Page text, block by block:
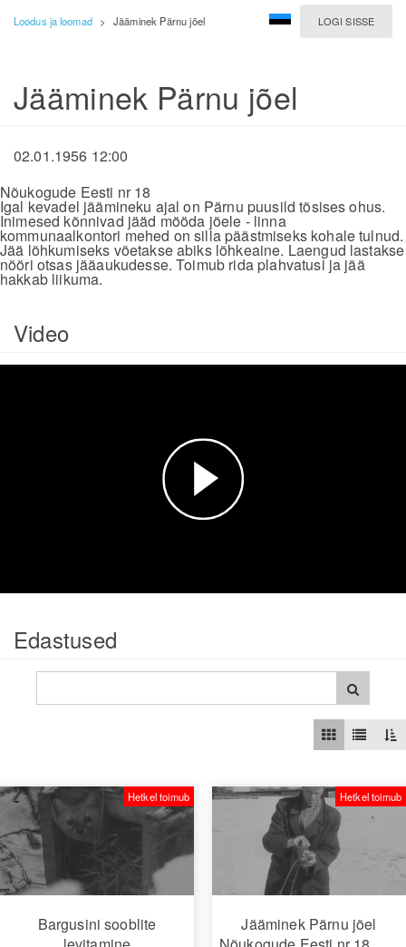
LOGI SISSE
Loodus ja loomad > Jääminek Pärnu jõel
Jääminek Pärnu jõel
02.01.1956 12:00
Nõukogude Eesti nr 18
Igal kevadel jäämineku ajal on Pärnu puusild tõsises ohus.
Inimesed kõnnivad jääd mööda jõele - linna
kommunaalkontori mehed on silla päästmiseks kohale tulnud.
Jää lõhkumiseks võetakse abiks lõhkeaine. Laengud lastakse
nööri otsas jääaukudesse. Toimub rida plahvatusi ja jää
hakkab liikuma.
Video
Esita
Edastused
Bargusini sooblite
Hetkel toimub
Jääminek Pärnu jõel
Hetkel toimub